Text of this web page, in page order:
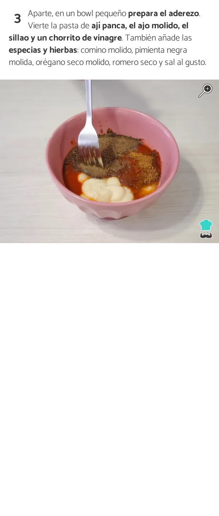
3 Aparte, en un bowl pequeñopreparael aderezo.
Vierte la pasta deají panca, el ajo molido, el
sillaoy un chorrito devinagre. También añade las
especias y hierbas: comino molido, pimienta negra
molida, orégano seco molido, romero seco y sal al gusto.